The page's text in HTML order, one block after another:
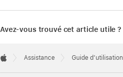
Avez-vous trouvé cet article utile ?
Footer

Assistance Guide